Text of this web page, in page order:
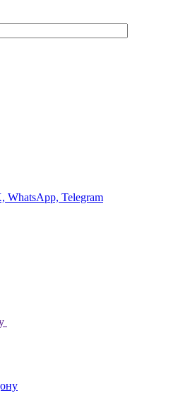
WhatsApp, Telegram